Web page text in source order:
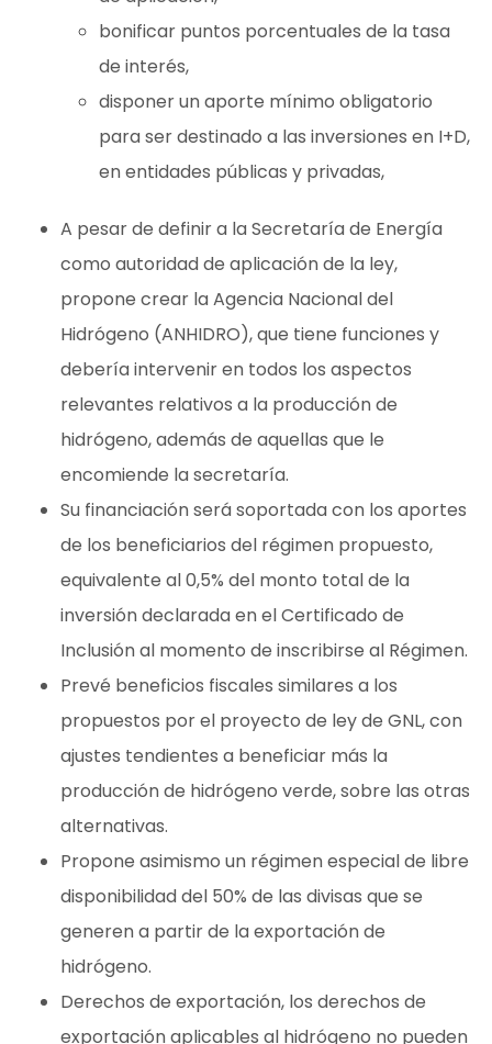
bonificar puntos porcentuales de la tasa
de interés,
disponer un aporte mínimo obligatorio
para ser destinado a las inversiones en I+D,
en entidades públicas y privadas,
A pesar de definir a la Secretaría de Energía
como autoridad de aplicación de la ley,
propone crear la Agencia Nacional del
Hidrógeno (ANHIDRO), que tiene funciones y
debería intervenir en todos los aspectos
relevantes relativos a la producción de
hidrógeno, además de aquellas que le
encomiende la secretaría.
Su financiación será soportada con los aportes
de los beneficiarios del régimen propuesto,
equivalente al 0,5% del monto total de la
inversión declarada en el Certificado de
Inclusión al momento de inscribirse al Régimen.
Prevé beneficios fiscales similares a los
propuestos por el proyecto de ley de GNL, con
ajustes tendientes a beneficiar más la
producción de hidrógeno verde, sobre las otras
alternativas.
Propone asimismo un régimen especial de libre
disponibilidad del 50% de las divisas que se
generen a partir de la exportación de
hidrógeno.
Derechos de exportación, los derechos de
exportación aplicables al hidrógeno no pueden